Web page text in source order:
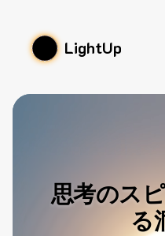
LightUp
思考のス
る